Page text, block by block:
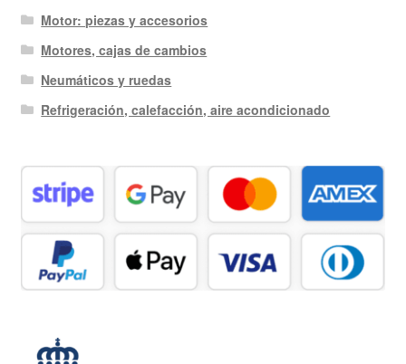
Motor: piezas y accesorios
Motores, cajas de cambios
Neumáticos y ruedas
Refrigeración, calefacción, aire acondicionado